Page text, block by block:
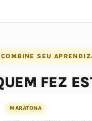
COMBINE SEU
FEZ
MARATONA